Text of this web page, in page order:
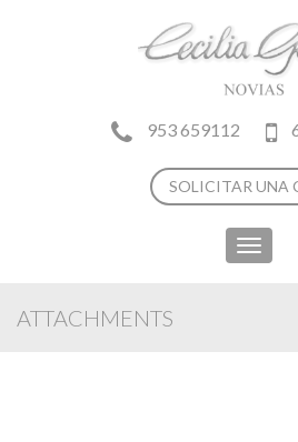
953 659112
SOLICITAR UNA
Toggle
ATTACHMENTS